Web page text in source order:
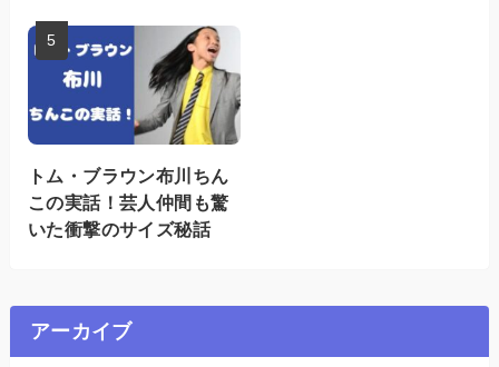
トム・ブラウン布川ちん
この実話！芸人仲間も驚
いた衝撃のサイズ秘話
アーカイブ